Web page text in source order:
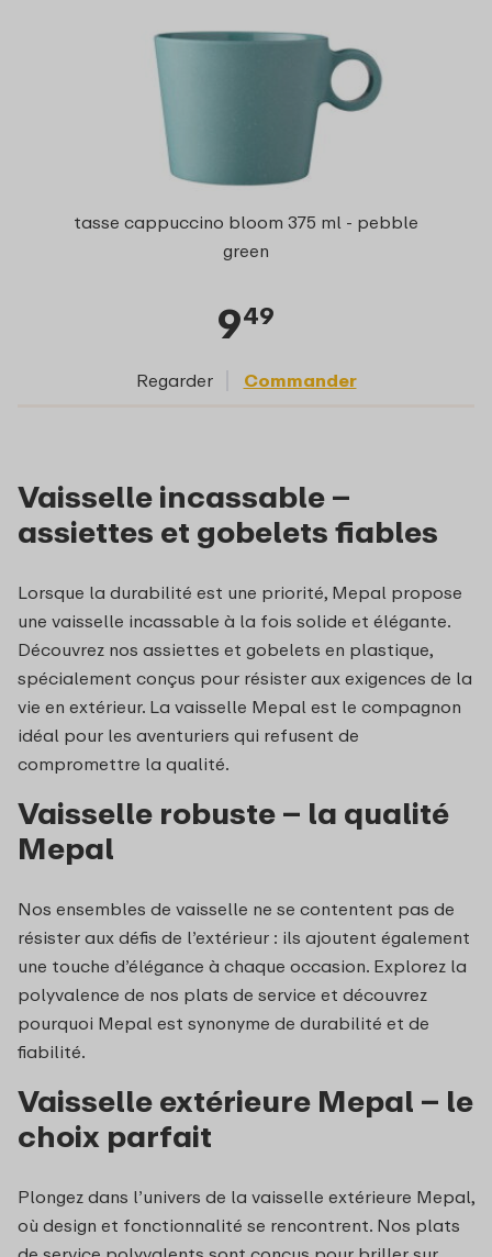
tasse cappuccino bloom 375 ml - pebble
green
949
Regarder Commander
Vaisselle incassable –
assiettes et gobelets fiables
Lorsque la durabilité est une priorité, Mepal propose
une vaisselle incassable à la fois solide et élégante.
Découvrez nos assiettes et gobelets en plastique,
spécialement conçus pour résister aux exigences de la
vie en extérieur. La vaisselle Mepal est le compagnon
idéal pour les aventuriers qui refusent de
compromettre la qualité.
Vaisselle robuste – la qualité
Mepal
Nos ensembles de vaisselle ne se contentent pas de
résister aux défis de l’extérieur : ils ajoutent également
une touche d’élégance à chaque occasion. Explorez la
polyvalence de nos plats de service et découvrez
pourquoi Mepal est synonyme de durabilité et de
fiabilité.
Vaisselle extérieure Mepal – le
choix parfait
Plongez dans l’univers de la vaisselle extérieure Mepal,
où design et fonctionnalité se rencontrent. Nos plats